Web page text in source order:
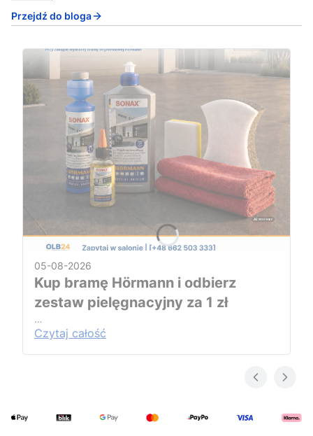
Przejdź do bloga
05-08-2026
Kup bramę Hörmann i odbierz
zestaw pielęgnacyjny za 1 zł
…
Czytaj całość